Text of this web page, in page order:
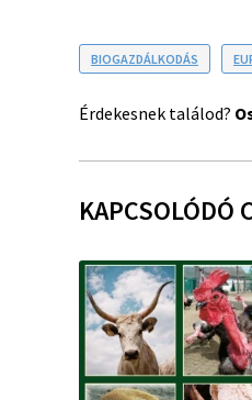
BIOGAZDÁLKODÁS
Érdekesnek találod?
KAPCSOLÓDÓ